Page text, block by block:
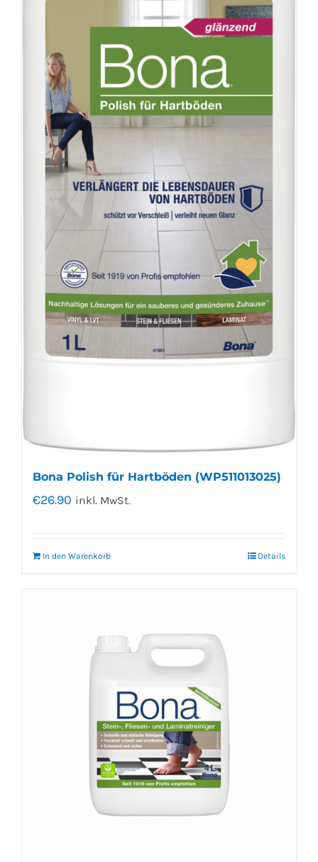
Bona Polish für Hartböden (WP511013025)
€26.90 inkl. MwSt.
In den Warenkorb Details